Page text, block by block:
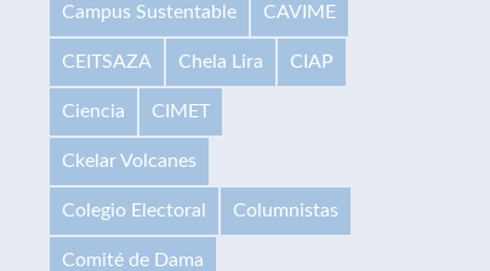
Campus Sustentable CAVIME
CEITSAZA Chela Lira CIAP
Ciencia CIMET
Ckelar Volcanes
Colegio Electoral Columnistas
Comité de Dama